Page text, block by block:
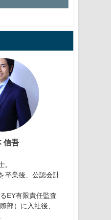
信吾
。
卒業後、公認会計
EY有限責任監査
部）に入社後、